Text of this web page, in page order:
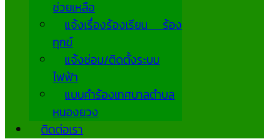
ช่วยเหลือ
แจ้งเรื่องร้องเรียน ร้อง
ทุกข์
แจ้งซ่อม/ติดตั้งระบบ
ไฟฟ้า
แบบคำร้องเทศบาลตำบล
หนองยวง
ติดต่อเรา